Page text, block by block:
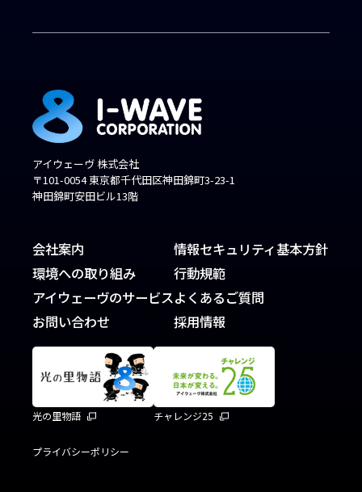
アイウェーヴ 株式会社
〒101-0054 東京都千代田区神田錦町3-23-1
神田錦町安田ビル13階
会社案内
環境への取り組み
アイウェーヴのサービス
お問い合わせ
情報セキュリティ基本方針
行動規範
よくあるご質問
採用情報
光の里物語 チャレンジ25
プライバシーポリシー